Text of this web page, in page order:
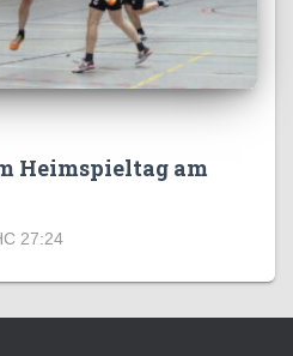
Heimspieltag am
27:24